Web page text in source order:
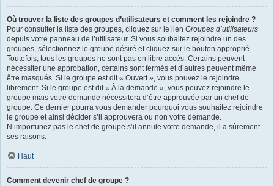
Où trouver la liste des groupes d’utilisateurs et comment les rejoindre ?
Pour consulter la liste des groupes, cliquez sur le lien Groupes d’utilisateurs
depuis votre panneau de l’utilisateur. Si vous souhaitez rejoindre un des
groupes, sélectionnez le groupe désiré et cliquez sur le bouton approprié.
Toutefois, tous les groupes ne sont pas en libre accès. Certains peuvent
nécessiter une approbation, certains sont fermés et d’autres peuvent même
être masqués. Si le groupe est dit « Ouvert », vous pouvez le rejoindre
librement. Si le groupe est dit « À la demande », vous pouvez rejoindre le
groupe mais votre demande nécessitera d’être approuvée par un chef de
groupe. Ce dernier pourra vous demander pourquoi vous souhaitez rejoindre
le groupe et ainsi décider s’il approuvera ou non votre demande.
N’importunez pas le chef de groupe s’il annule votre demande, il a sûrement
ses raisons.
Haut
Comment devenir chef de groupe ?